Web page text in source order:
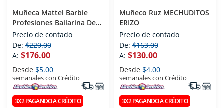
Muñeca Mattel Barbie
Profesiones Bailarina De
Ball
Precio de contado
De: $220.00
A: $176.00
Desde $5.00
semanales con Crédito
3X2 PAGANDO A CRÉDITO
Muñeco Ruz MECHUDITOS
ERIZO
Precio de contado
De: $163.00
A: $130.00
Desde $4.00
semanales con Crédito
3X2 PAGANDO A CRÉDITO